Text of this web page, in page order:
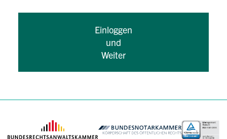
Einloggen
und
Weiter